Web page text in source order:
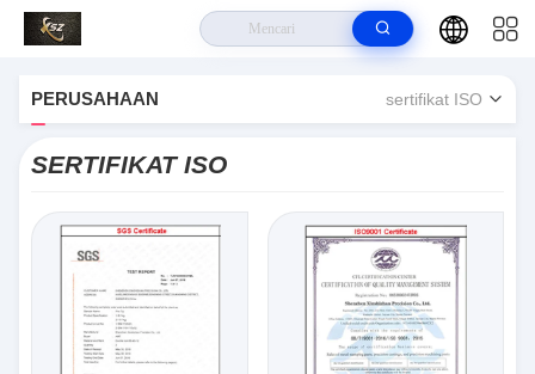
PERUSAHAAN sertifikat ISO
SERTIFIKAT ISO